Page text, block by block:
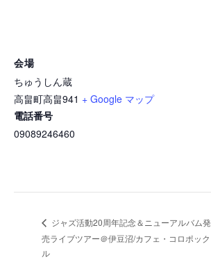
会場
ちゅうしん蔵
高畠町高畠941 + Google マップ
電話番号
09089246460
ジャズ活動20周年記念＆ニューアルバム発
売ライブツアー＠伊豆沼/カフェ・コロポック
ル